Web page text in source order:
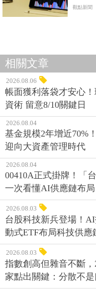
觀點新聞
相關文章
2026.08.06
帳面獲利落袋才安心
資術 留意8/10關鍵日
2026.08.04
基金規模2年增近70%
迎向大資產管理時代
2026.08.04
00410A正式掛牌！「
一次看懂AI供應鏈布局
2026.08.03
台股科技新兵登場！
動式ETF布局科技供應
2026.08.03
指數創高但雜音不斷
家點出關鍵：分散不